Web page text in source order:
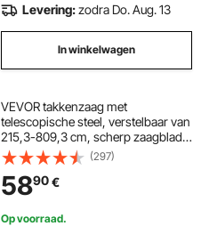
Levering:zodra Do. Aug. 13
In winkelwagen
VEVOR takkenzaag met
telescopische steel, verstelbaar van
215,3-809,3 cm, scherp zaagblad
van 65Mn staal, lichtgewicht
glasvezelstok, telescopische
boomzaag voor het snoeien van
hoge takken, (incl. boomschaar)
(297)
5890€
Op voorraad.